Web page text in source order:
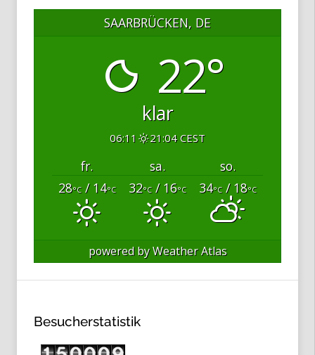
SAARBRÜCKEN, DE
22°
klar
06:11 21:04 CEST
fr. sa.
so.
28°C/ 14°C 32°C/ 16°C 34°C/ 18°C
powered byWeather Atlas
Besucherstatistik